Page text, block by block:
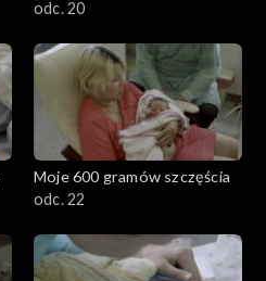
odc. 20
Moje 600 gramów szczęścia
odc. 22